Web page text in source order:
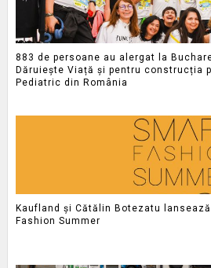
883 de persoane au alergat la
Dăruiește Viață și pentru construcția
Pediatric din România
Kaufland și Cătălin Botezatu
Fashion Summer